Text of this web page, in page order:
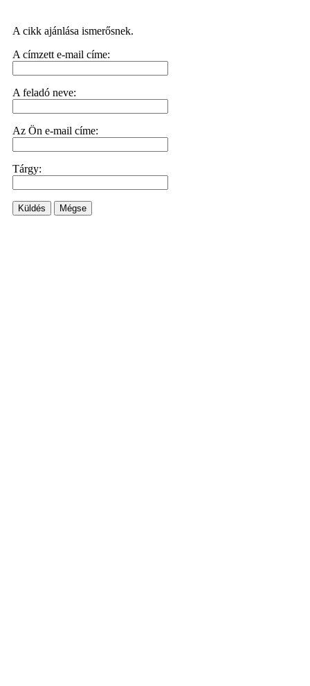
A cikk ajánlása ismerősnek.
A címzett e-mail címe:
A feladó neve:
Az Ön e-mail címe:
Tárgy:
Küldés Mégse